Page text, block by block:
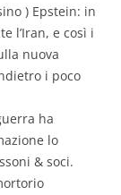
) Epstein: in
l’Iran, e così i
nuova
i poco
ha
lo
& soci.